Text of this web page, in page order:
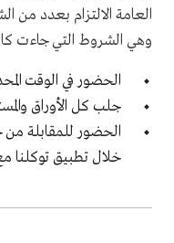
العامة الالتزام بعدد من
وهي الشروط التي جاءت
الحضور في الوقت
جلب كل الأوراق
الحضور للمقابلة
خلال تطبيق توكلنا